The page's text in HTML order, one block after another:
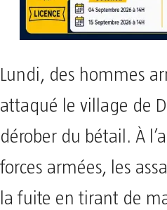
Lundi, des hommes
attaqué le village de
dérober du bétail. À
forces armées, les
la fuite en tirant de